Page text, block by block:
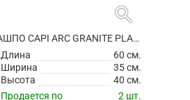
search
КАШПО CAPI ARC GRANITE PLANTER RECTANGLE WHITE
Длина
60 см.
Ширина
35 см.
Высота
40 см.
Продается по
2 шт.